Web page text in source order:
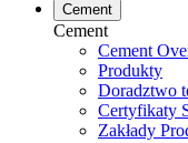
Cement
Cement
Cement
Produkty
Doradztwo
Certyfikaty
Zakłady